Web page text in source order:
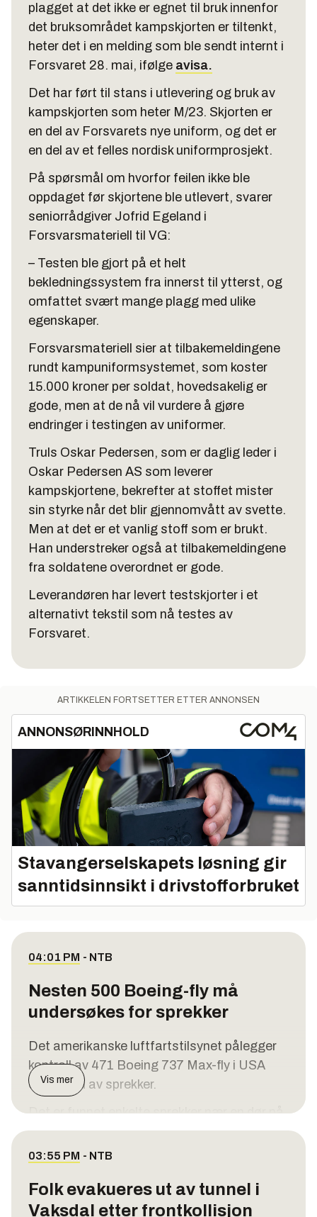
plagget at det ikke er egnet til bruk innenfor
det bruksområdet kampskjorten er tiltenkt,
heter det i en melding som ble sendt internt i
Forsvaret 28. mai, ifølge avisa.
Det har ført til stans i utlevering og bruk av
kampskjorten som heter M/23. Skjorten er
en del av Forsvarets nye uniform, og det er
en del av et felles nordisk uniformprosjekt.
På spørsmål om hvorfor feilen ikke ble
oppdaget før skjortene ble utlevert, svarer
seniorrådgiver Jofrid Egeland i
Forsvarsmateriell til VG:
– Testen ble gjort på et helt
bekledningssystem fra innerst til ytterst, og
omfattet svært mange plagg med ulike
egenskaper.
Forsvarsmateriell sier at tilbakemeldingene
rundt kampuniformsystemet, som koster
15.000 kroner per soldat, hovedsakelig er
gode, men at de nå vil vurdere å gjøre
endringer i testingen av uniformer.
Truls Oskar Pedersen, som er daglig leder i
Oskar Pedersen AS som leverer
kampskjortene, bekrefter at stoffet mister
sin styrke når det blir gjennomvått av svette.
Men at det er et vanlig stoff som er brukt.
Han understreker også at tilbakemeldingene
fra soldatene overordnet er gode.
Leverandøren har levert testskjorter i et
alternativt tekstil som nå testes av
Forsvaret.
ARTIKKELEN FORTSETTER ETTER ANNONSEN
ANNONSØRINNHOLD
Stavangerselskapets løsning gir
sanntidsinnsikt i drivstofforbruket
04:01 PM - NTB
Nesten 500 Boeing-fly må
undersøkes for sprekker
Det amerikanske luftfartstilsynet pålegger
kontroll av 471 Boeing 737 Max-fly i USA
etter funn av sprekker.
Det er funnet enkelte sprekker nær en dør på
flyets høyre side framme, skriver
luftfartstilsynet (FAA) i en uttalelse, skriver
Pålegget gjelder nær 500 nye Boeing-fly av
Vis mer
03:55 PM - NTB
Folk evakueres ut av tunnel i
Vaksdal etter frontkollisjon